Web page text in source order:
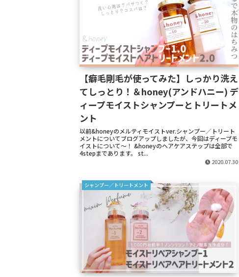
【癖毛剛毛が使ってみた】しっかり洗え
てしっとり！＆honey(アンドハニー) デ
ィープモイストシャンプーとトリートメ
ント
以前&honeyのメルティモイストver.シャンプー／トリート
メントについてブログアップしましたが、今回はディープモ
イストについて～！ &honeyのヘアケアステップは全部で
4stepまであります。 st...
2020.07.30
シャンプー／トリートメント